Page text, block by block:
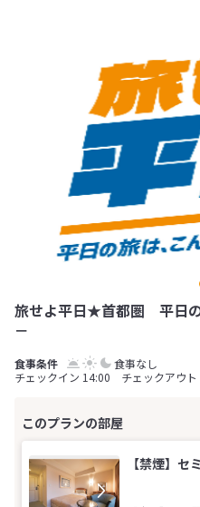
旅せよ平日★首都圏 平日の
－
食事なし
チェックイン 14:00 チェックアウト
【禁煙】セ